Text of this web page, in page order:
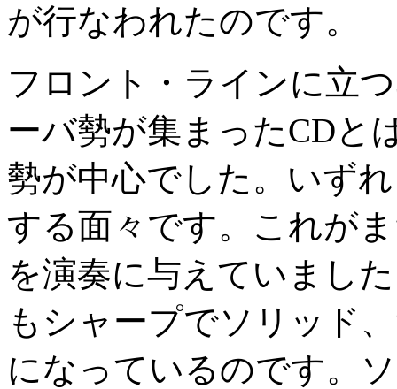
が行なわれたのです。
フロント・ラインに立
ーバ勢が集まったCDと
勢が中心でした。いず
する面々です。これが
を演奏に与えていまし
もシャープでソリッド
になっているのです。